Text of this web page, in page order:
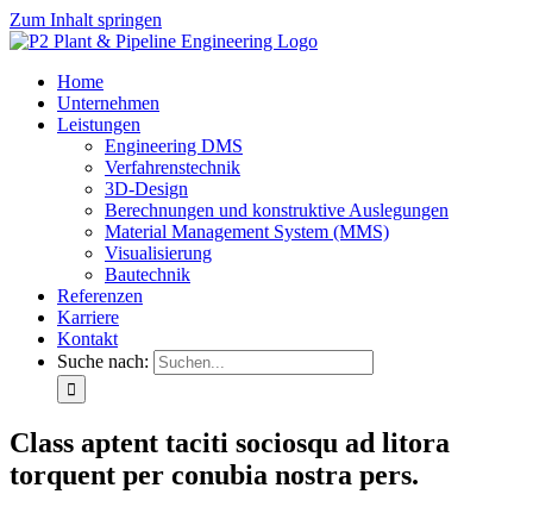
Zum Inhalt springen
Home
Unternehmen
Leistungen
Engineering DMS
Verfahrenstechnik
3D-Design
Berechnungen und konstruktive Auslegungen
Material Management System (MMS)
Visualisierung
Bautechnik
Referenzen
Karriere
Kontakt
Suche nach:
Class aptent taciti sociosqu ad litora
torquent per conubia nostra pers.